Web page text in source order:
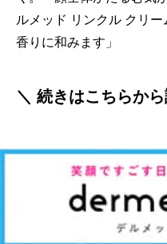
ルメッド リンクル クリ
香りに和みます」
＼ 続きはこちらか